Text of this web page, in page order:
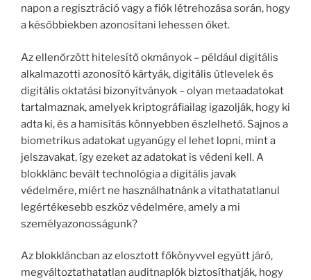
napon a regisztráció vagy a fiók létrehozása során, hogy
a későbbiekben azonosítani lehessen őket.
Az ellenőrzött hitelesítő okmányok – például digitális
alkalmazotti azonosító kártyák, digitális útlevelek és
digitális oktatási bizonyítványok – olyan metaadatokat
tartalmaznak, amelyek kriptográfiailag igazolják, hogy ki
adta ki, és a hamisítás könnyebben észlelhető. Sajnos a
biometrikus adatokat ugyanúgy el lehet lopni, mint a
jelszavakat, így ezeket az adatokat is védeni kell. A
blokklánc bevált technológia a digitális javak
védelmére, miért ne használhatnánk a vitathatatlanul
legértékesebb eszköz védelmére, amely a mi
személyazonosságunk?
Az blokkláncban az elosztott főkönyvvel együtt járó,
megváltoztathatatlan auditnaplók biztosíthatják, hogy